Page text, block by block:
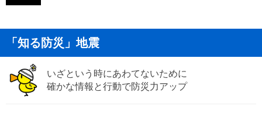
「知る防災」地震
いざという時にあわてないために
確かな情報と行動で防災力アップ